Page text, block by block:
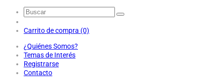
Carrito de compra (0)
¿Quiénes Somos?
Temas de Interés
Registrarse
Contacto